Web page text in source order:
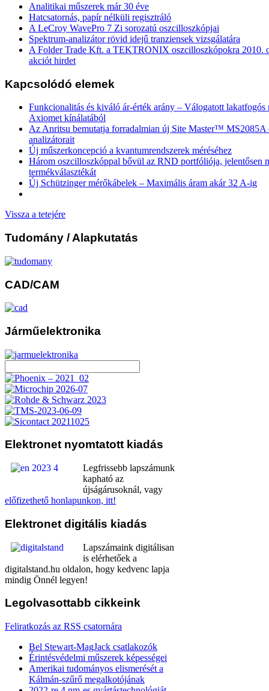
Analitikai műszerek már 30 éve
Hatcsatornás, papír nélküli regisztráló
A LeCroy WavePro 7 Zi sorozatú oszcilloszkópjai
Spektrum-analizátor rövid idejű tranziensek vizsgálatára
A Folder Trade Kft. a TEKTRONIX oszcilloszkópokra 2010.
akciót hirdet
Kapcsolódó elemek
Funkcionalitás és kiváló ár-érték arány – Válogatott lakatfogós
Axiomet kínálatából
Az Anritsu bemutatja forradalmian új Site Master™ MS2085A
analizátorait
Új műszerkoncepció a kvantumrendszerek méréséhez
Három oszcilloszkóppal bővül az RND portfóliója, jelentősen
termékválasztékát
Új Schützinger mérőkábelek – Maximális áram akár 32 A-ig
Vissza a tetejére
Tudomány / Alapkutatás
CAD/CAM
Járműelektronika
Elektronet nyomtatott kiadás
Legfrissebb lapszámunk
kapható az
újságárusoknál, vagy
előfizethető honlapunkon, itt!
Elektronet digitális kiadás
Lapszámaink digitálisan
is elérhetőek a
digitalstand.hu oldalon, hogy kedvenc lapja
mindig Önnél legyen!
Legolvasottabb cikkeink
Feliratkozás az RSS csatornára
Bel Stewart-MagJack csatlakozók
Érintésvédelmi műszerek képességei
Amerikai tudományos elismerését a
Kálmán-szűrő megalkotójának